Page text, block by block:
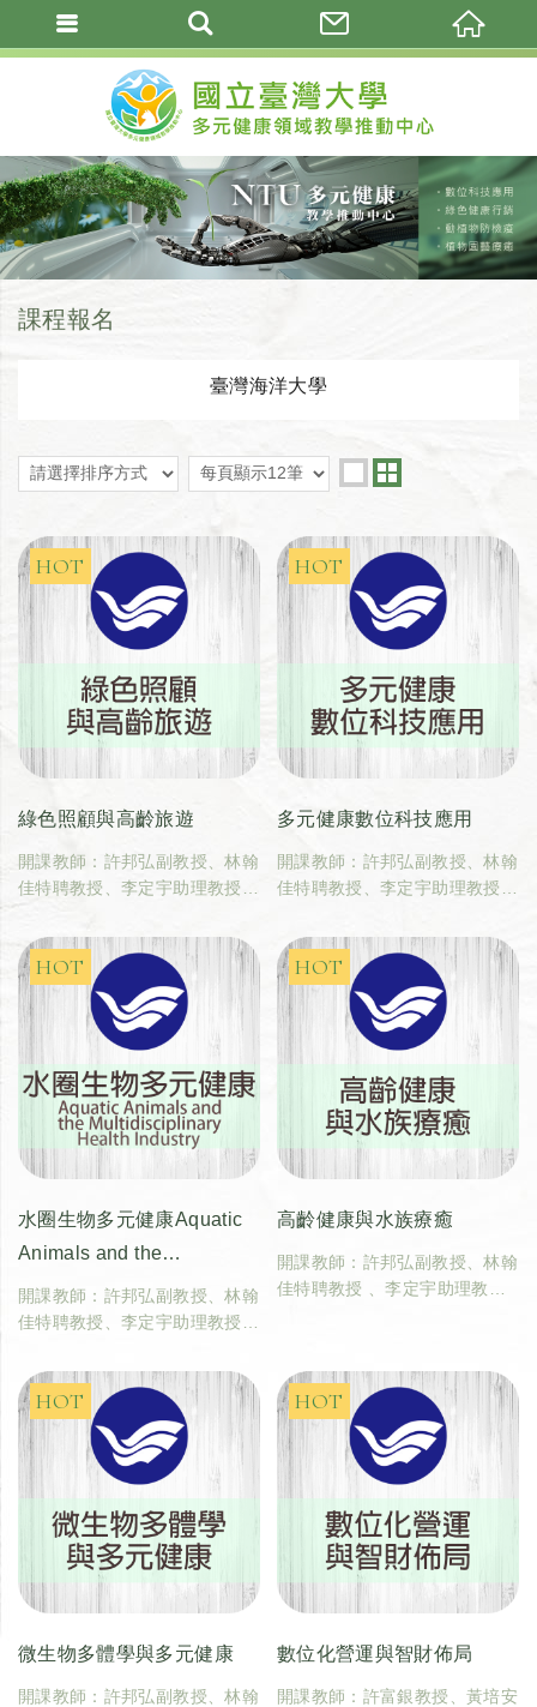
課程報名
臺灣海洋大學
綠色照顧與高齡旅遊
開課教師：許邦弘副教授、林翰
佳特聘教授、李定宇助理教授
生物科技學系）
上課方式、時間：非同步遠距
學分數：2
多元健康數位科技應用
開課教師：許邦弘副教授、林翰
佳特聘教授、李定宇助理教授
生物科技學系）
上課方式、時間：非同步遠距
學分數：2
水圈生物多元健康Aquatic
Animals and the
Multidisciplinary Health
Industry
開課教師：許邦弘副教授、林翰
佳特聘教授、李定宇助理教授
生物科技學系）
學分數：2
高齡健康與水族療癒
開課教師：許邦弘副教授、林翰
佳特聘教授 、李定宇助理教授
學分數：2
微生物多體學與多元健康
開課教師：許邦弘副教授、林翰
數位化營運與智財佈局
開課教師：許富銀教授、黃培安